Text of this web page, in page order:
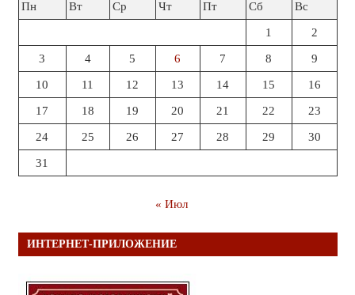
Пн
Вт Ср Чт Пт Сб Вс
1 2
3 4 5 6 7 8 9
10 11 12 13 14 15 16
17 18 19 20 21 22 23
24 25 26 27 28 29 30
31
« Июл
ИНТЕРНЕТ-ПРИЛОЖЕНИЕ